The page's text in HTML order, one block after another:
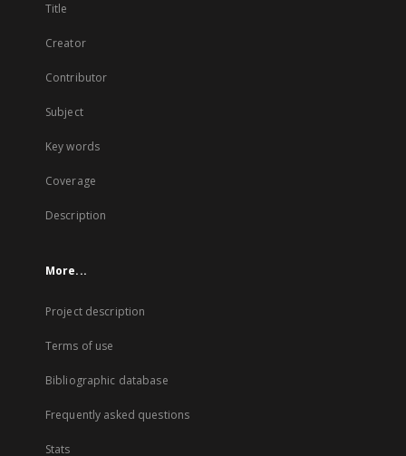
Title
Creator
Contributor
Subject
Key words
Coverage
Description
More...
Project description
Terms of use
Bibliographic database
Frequently asked questions
Stats